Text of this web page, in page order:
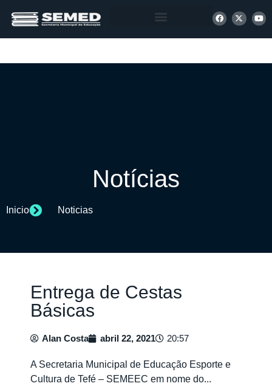
Notícias
Inicio Noticias
Entrega de Cestas
Básicas
Alan Costa abril 22, 2021 20:57
A Secretaria Municipal de Educação Esporte e
Cultura de Tefé – SEMEEC em nome do...